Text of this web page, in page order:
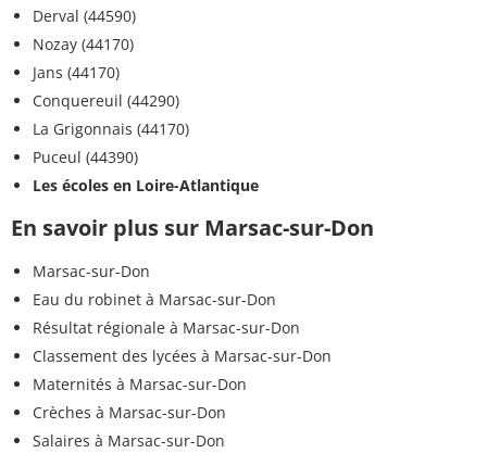
Derval (44590)
Nozay (44170)
Jans (44170)
Conquereuil (44290)
La Grigonnais (44170)
Puceul (44390)
Les écoles en Loire-Atlantique
En savoir plus sur Marsac-sur-Don
Marsac-sur-Don
Eau du robinet à Marsac-sur-Don
Résultat régionale à Marsac-sur-Don
Classement des lycées à Marsac-sur-Don
Maternités à Marsac-sur-Don
Crèches à Marsac-sur-Don
Salaires à Marsac-sur-Don